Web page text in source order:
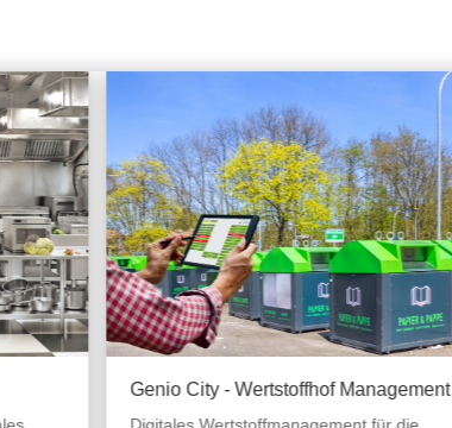
Genio City - Wertstoffhof Management